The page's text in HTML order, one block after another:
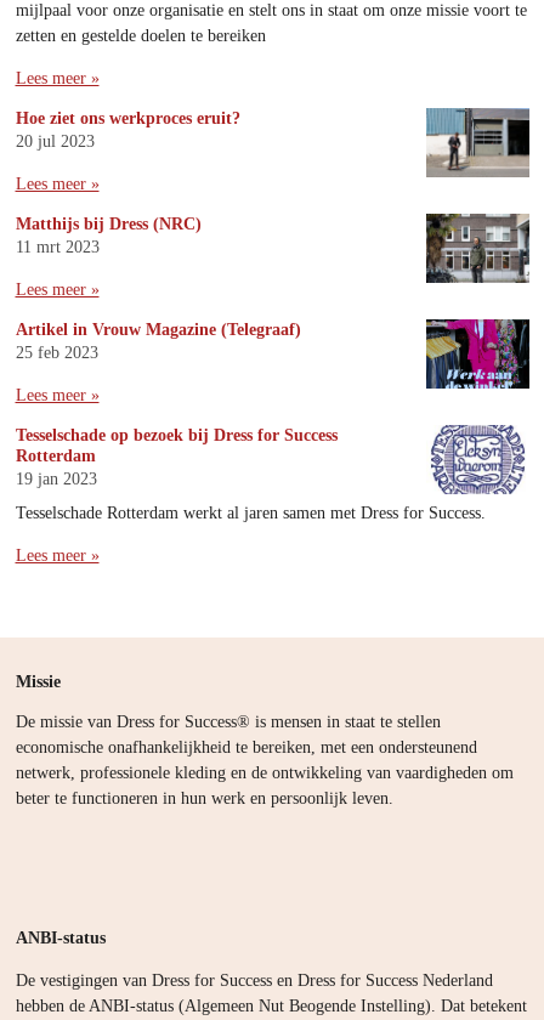
mijlpaal voor onze organisatie en stelt ons in staat om onze missie voort te
zetten en gestelde doelen te bereiken
Lees meer »
Hoe ziet ons werkproces eruit?
20 jul 2023
Lees meer »
Matthijs bij Dress (NRC)
11 mrt 2023
Lees meer »
Artikel in Vrouw Magazine (Telegraaf)
25 feb 2023
Lees meer »
Tesselschade op bezoek bij Dress for Success
Rotterdam
19 jan 2023
Tesselschade Rotterdam werkt al jaren samen met Dress for Success.
Lees meer »
Missie
De missie van Dress for Success® is mensen in staat te stellen
economische onafhankelijkheid te bereiken, met een ondersteunend
netwerk, professionele kleding en de ontwikkeling van vaardigheden om
beter te functioneren in hun werk en persoonlijk leven.
ANBI-status
De vestigingen van Dress for Success en Dress for Success Nederland
hebben de ANBI-status (Algemeen Nut Beogende Instelling). Dat betekent